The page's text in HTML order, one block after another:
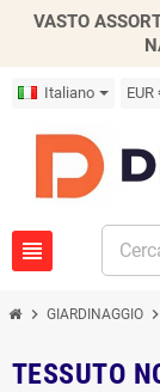
VASTO
Italiano EUR
view_headline
chevron_right GIARDINAGGIO chevron_right
TESSUTO